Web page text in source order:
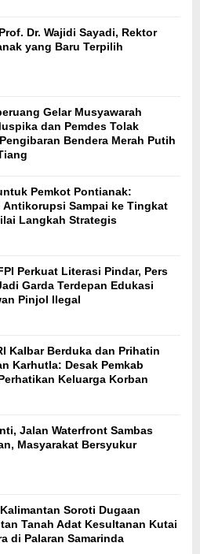
Dr. Wajidi Sayadi, Rektor
yang Baru Terpilih
Gelar Musyawarah
dan Pemdes Tolak
Bendera Merah Putih
Pemkot Pontianak:
Antikorupsi Sampai ke Tingkat
Langkah Strategis
Perkuat Literasi Pindar, Pers
Garda Terdepan Edukasi
Pinjol Ilegal
Kalbar Berduka dan Prihatin
Karhutla: Desak Pemkab
Keluarga Korban
Jalan Waterfront Sambas
Masyarakat Bersyukur
Kalimantan Soroti Dugaan
Tanah Adat Kesultanan Kutai
di Palaran Samarinda